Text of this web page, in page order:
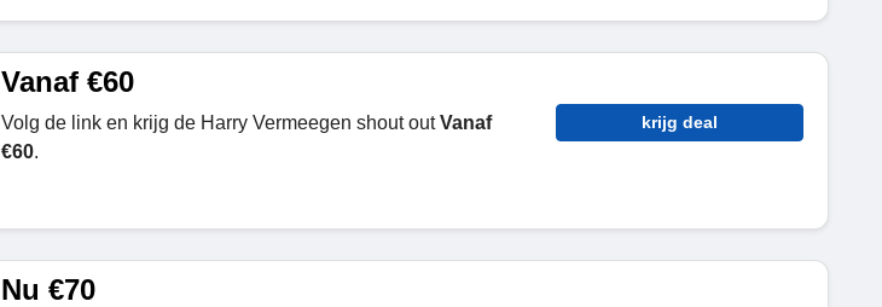
Vanaf €60
Volg de link en krijg de Harry Vermeegen shout outVanaf
€60.
krijg deal
Nu €70